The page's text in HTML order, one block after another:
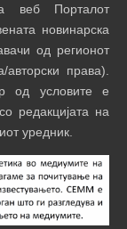
веб Порталот
новинарска
од регионот
права).
од условите е
редакцијата на
уредник.